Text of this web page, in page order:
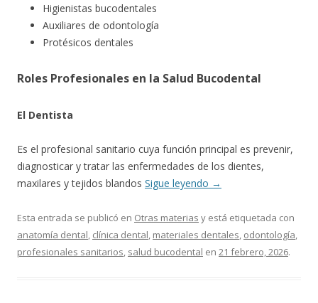
Higienistas bucodentales
Auxiliares de odontología
Protésicos dentales
Roles Profesionales en la Salud Bucodental
El Dentista
Es el profesional sanitario cuya función principal es prevenir,
diagnosticar y tratar las enfermedades de los dientes,
maxilares y tejidos blandos Sigue leyendo →
Esta entrada se publicó en Otras materias y está etiquetada con
anatomía dental, clínica dental, materiales dentales, odontología,
profesionales sanitarios, salud bucodental en 21 febrero, 2026.